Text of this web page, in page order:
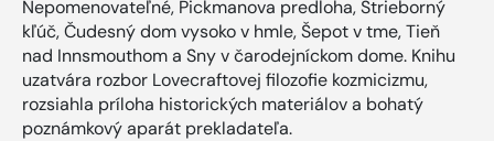
Nepomenovateľné, Pickmanova predloha, Strieborný
kľúč, Čudesný dom vysoko v hmle, Šepot v tme, Tieň
nad Innsmouthom a Sny v čarodejníckom dome. Knihu
uzatvára rozbor Lovecraftovej filozofie kozmicizmu,
rozsiahla príloha historických materiálov a bohatý
poznámkový aparát prekladateľa.